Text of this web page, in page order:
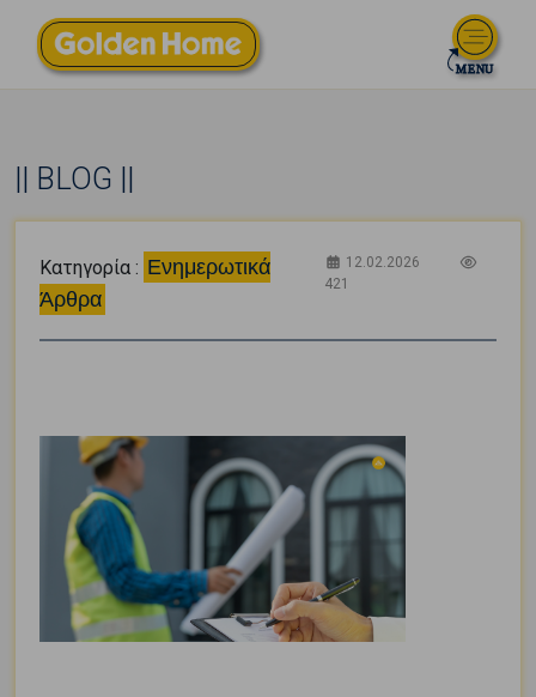
|| BLOG ||
Κατηγορία : Ενημερωτικά
Άρθρα
12.02.2026
421